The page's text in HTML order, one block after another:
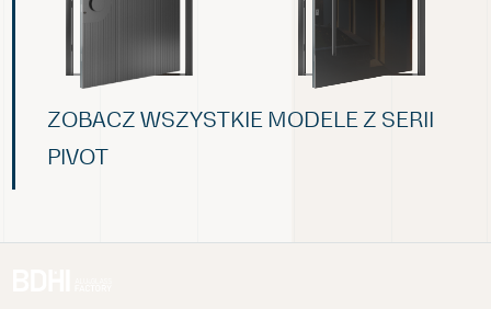
ZOBACZ WSZYSTKIE MODELE Z SERII
PIVOT